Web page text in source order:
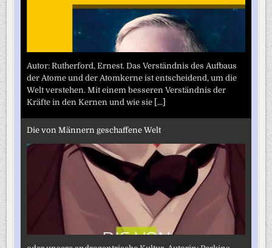
Autor: Rutherford, Ernest. Das Verständnis des Aufbaus
der Atome und der Atomkerne ist entscheidend, um die
Welt verstehen. Mit einem besseren Verständnis der
Kräfte in den Kernen und wie sie [...]
Die von Männern geschaffene Welt